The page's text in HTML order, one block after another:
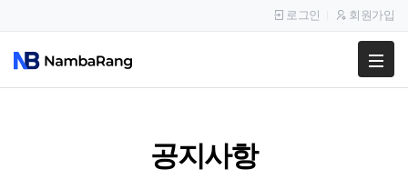
팔고
로그인 회원가입
공지사항